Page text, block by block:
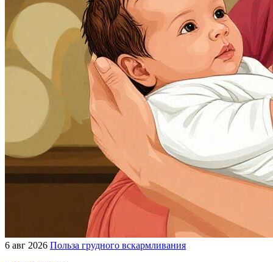
6 авг 2026 Польза грудного вскармливания